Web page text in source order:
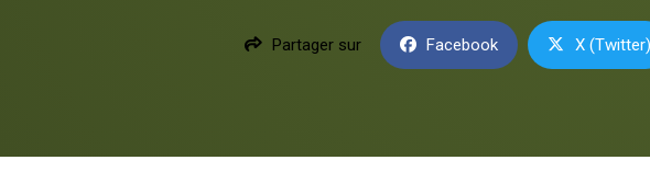
Partager sur Facebook X (Twitter)